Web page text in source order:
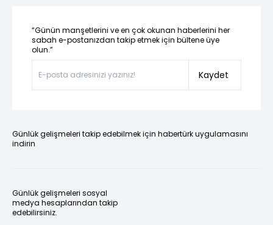
“Günün manşetlerini ve en çok okunan haberlerini her
sabah e-postanızdan takip etmek için bültene üye
olun.”
Kaydet
Günlük gelişmeleri takip edebilmek için habertürk uygulamasını
indirin
Günlük gelişmeleri sosyal
medya hesaplarından takip
edebilirsiniz.